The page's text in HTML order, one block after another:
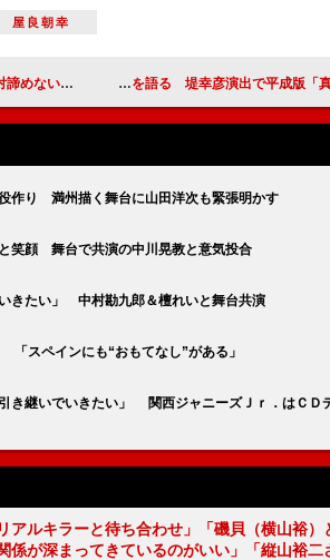
屋良朝幸
を持って」 中村勘九郎＆松坂桃李が「男のロマン」を語る 堤幸彦演
作り 満州描く舞台に山田洋次も緊張明かす
笑顔 舞台で共演の中川晃教と意気投合
きたい」 中村勘九郎＆檀れいと舞台共演
スペインにも“おもてなし”がある」
き継いでいきたい」 関西ジャニーズＪｒ．はＣＤ
アルキラーと待ち合わせ」「磯貝（横山裕
係が深まってきているのがいい」「縦山裕二